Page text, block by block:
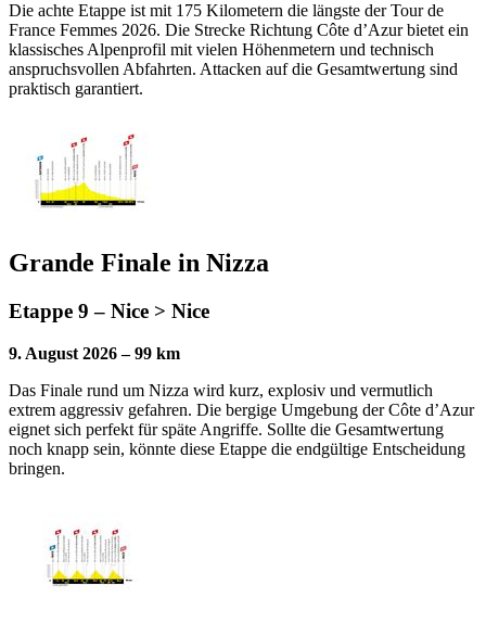
Die achte Etappe ist mit 175 Kilometern die längste der Tour de
France Femmes 2026. Die Strecke Richtung Côte d’Azur bietet ein
klassisches Alpenprofil mit vielen Höhenmetern und technisch
anspruchsvollen Abfahrten. Attacken auf die Gesamtwertung sind
praktisch garantiert.
Grande Finale in Nizza
Etappe 9 – Nice > Nice
9. August 2026 – 99 km
Das Finale rund um Nizza wird kurz, explosiv und vermutlich
extrem aggressiv gefahren. Die bergige Umgebung der Côte d’Azur
eignet sich perfekt für späte Angriffe. Sollte die Gesamtwertung
noch knapp sein, könnte diese Etappe die endgültige Entscheidung
bringen.